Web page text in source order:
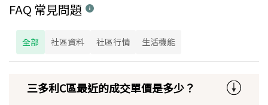
FAQ 常見問題
全部 社區資料 社區行情 生活機能
三多利C區最近的成交單價是多少？